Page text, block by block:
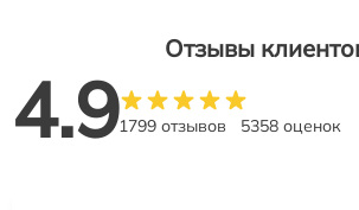
Отзывы
4.91799 отзывов 5358 оценок